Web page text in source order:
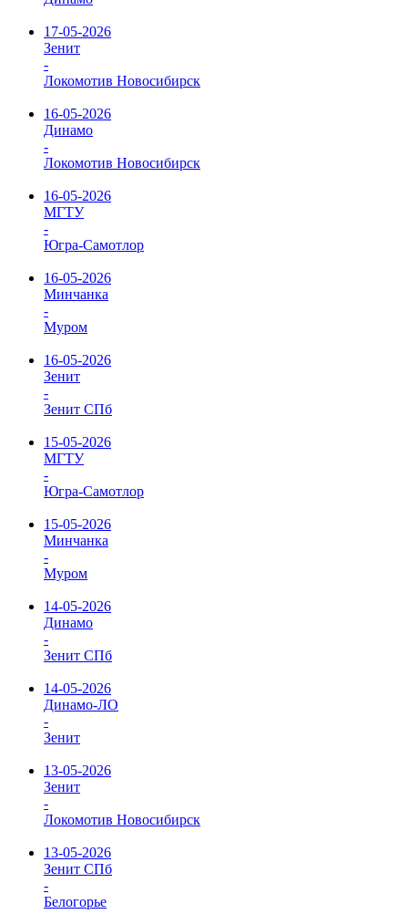
17-05-2026
Зенит
-
Локомотив Новосибирск
16-05-2026
Динамо
-
Локомотив Новосибирск
16-05-2026
МГТУ
-
Югра-Самотлор
16-05-2026
Минчанка
-
Муром
16-05-2026
Зенит
-
Зенит СПб
15-05-2026
МГТУ
-
Югра-Самотлор
15-05-2026
Минчанка
-
Муром
14-05-2026
Динамо
-
Зенит СПб
14-05-2026
Динамо-ЛО
-
Зенит
13-05-2026
Зенит
-
Локомотив Новосибирск
13-05-2026
Зенит СПб
-
Белогорье